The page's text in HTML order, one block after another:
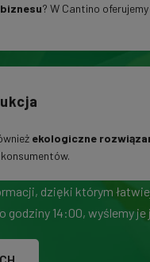
ekologiczne
? W Cantino
dzięki którym
godziny 14:00, wyślemy